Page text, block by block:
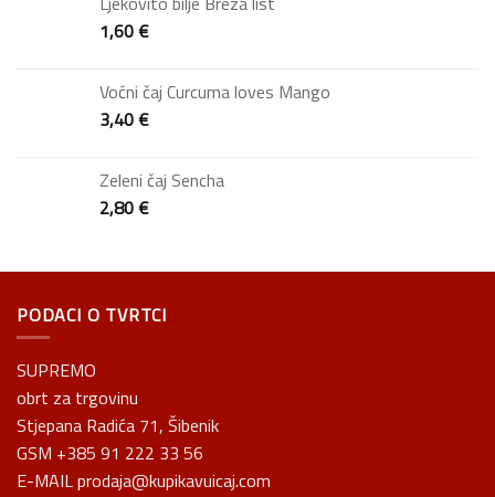
1,60€
Voćni čaj Curcuma loves Mango
3,40€
Zeleni čaj Sencha
2,80€
PODACI O TVRTCI
SUPREMO
obrt za trgovinu
Stjepana Radića 71, Šibenik
GSM +385 91 222 33 56
E-MAIL prodaja@kupikavuicaj.com